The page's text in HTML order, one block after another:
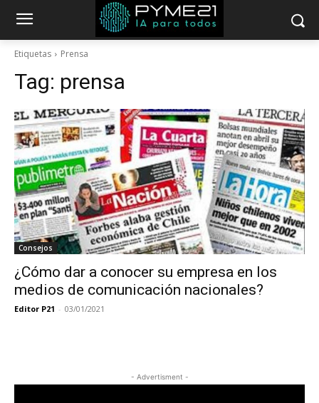
Etiquetas Prensa
Tag: prensa
Consejos
¿Cómo dar a conocer su empresa en los
medios de comunicación nacionales?
Editor P21 - 03/01/2021
- Advertisment -